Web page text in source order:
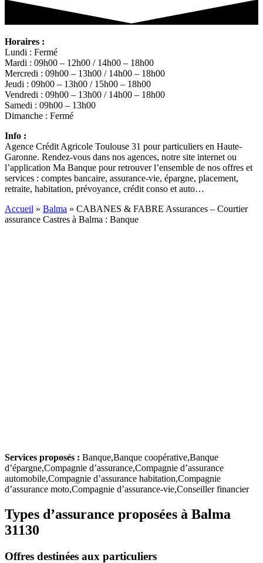
Horaires :
Lundi : Fermé
Mardi : 09h00 – 12h00 / 14h00 – 18h00
Mercredi : 09h00 – 13h00 / 14h00 – 18h00
Jeudi : 09h00 – 13h00 / 15h00 – 18h00
Vendredi : 09h00 – 13h00 / 14h00 – 18h00
Samedi : 09h00 – 13h00
Dimanche : Fermé
Info :
Agence Crédit Agricole Toulouse 31 pour particuliers en Haute-
Garonne. Rendez-vous dans nos agences, notre site internet ou
l’application Ma Banque pour retrouver l’ensemble de nos offres et
services : comptes bancaire, assurance-vie, épargne, placement,
retraite, habitation, prévoyance, crédit conso et auto…
Accueil » Balma » CABANES & FABRE Assurances – Courtier
assurance Castres à Balma : Banque
Services proposés : Banque,Banque coopérative,Banque
d’épargne,Compagnie d’assurance,Compagnie d’assurance
automobile,Compagnie d’assurance habitation,Compagnie
d’assurance moto,Compagnie d’assurance-vie,Conseiller financier
Types d’assurance proposées à Balma
31130
Offres destinées aux particuliers